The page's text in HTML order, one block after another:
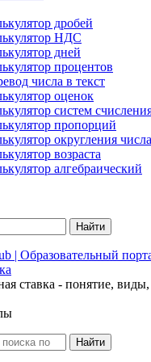
дробей
НДС
дней
процентов
числа в текст
оценок
систем
пропорций
округления числа
возраста
алгебраический
Найти
| Образовательный
ставка - понятие,
Найти